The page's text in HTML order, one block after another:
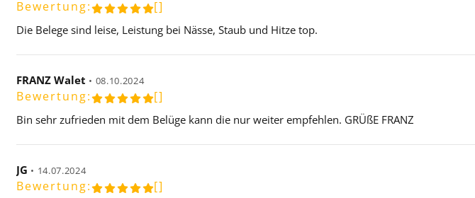
Bewertung: []
Die Belege sind leise, Leistung bei Nässe, Staub und Hitze top.
FRANZ Walet • 08.10.2024
Bewertung: []
Bin sehr zufrieden mit dem Belüge kann die nur weiter empfehlen. GRÜßE FRANZ
JG • 14.07.2024
Bewertung: []